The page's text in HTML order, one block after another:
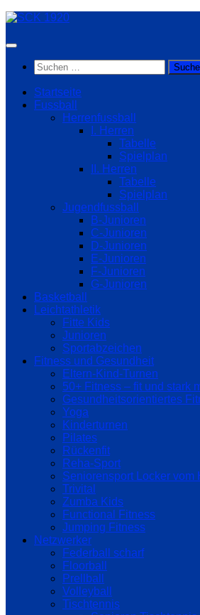
Zum
springen
Suchen
nach:
Startseite
Fussball
Herrenfussball
I. Herren
Tabelle
Spielplan
II. Herren
Tabelle
Spielplan
Jugendfussball
B-Junioren
C-Junioren
D-Junioren
E-Junioren
F-Junioren
G-Junioren
Basketball
Leichtathletik
Fitte Kids
Junioren
Sportabzeichen
Fitness und Gesundheit
Eltern-Kind-Turnen
50+ Fitness – fit und stark
Gesundheitsorientiertes
Yoga
Kinderturnen
Pilates
Rückenfit
Reha-Sport
Seniorensport Locker vom
Trivital
Zumba Kids
Functional Fitness
Jumping Fitness
Netzwerker
Federball scharf
Floorball
Prellball
Volleyball
Tischtennis